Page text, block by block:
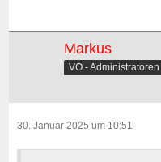
Markus
VO - Administratoren
30. Januar 2025 um 10:51